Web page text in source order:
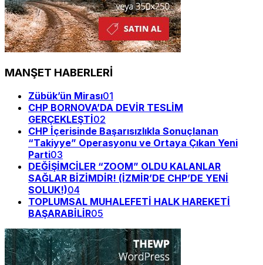
MANŞET HABERLERİ
Zübük’ün Mirası01
CHP BORNOVA’DA DEVİR TESLİM
GERÇEKLEŞTİ02
CHP İçerisinde Başarısızlıkla Sonuçlanan
“Takiyye” Operasyonu ve Ortaya Çıkan Yeni
Parti03
DEĞİŞİMCİLER “ZOOM” OLDU KALANLAR
SAĞLAR BİZİMDİR! (İZMİR’DE CHP’DE YENİ
SOLUK!)04
TOPLUMSAL MUHALEFETİ HALK HAREKETİ
BAŞARABİLİR05